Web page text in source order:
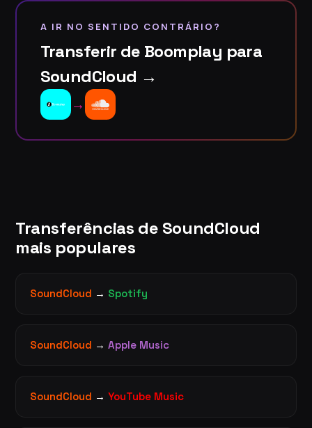
A IR NO SENTIDO CONTRÁRIO?
Transferir de Boomplay para
SoundCloud →
→
Transferências de SoundCloud
mais populares
SoundCloud → Spotify
SoundCloud → Apple Music
SoundCloud → YouTube Music